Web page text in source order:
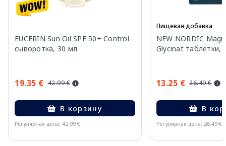
EUCERIN Sun Oil SPF 50+ Control
сыворотка, 30 мл
19.35 € 42.99 €
В корзину
Регулярная цена: 42.99 €
Пищевая добавка
NEW NORDIC
Glycinat таблетки,
13.25 € 26.49 €
В
Регулярная цена: 26.49 €